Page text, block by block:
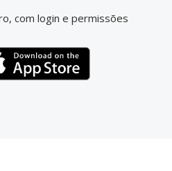
com login e permissões